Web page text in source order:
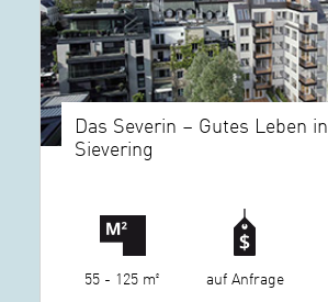
Das Severin – Gutes Leben in
Sievering
55 - 125 m² auf Anfrage